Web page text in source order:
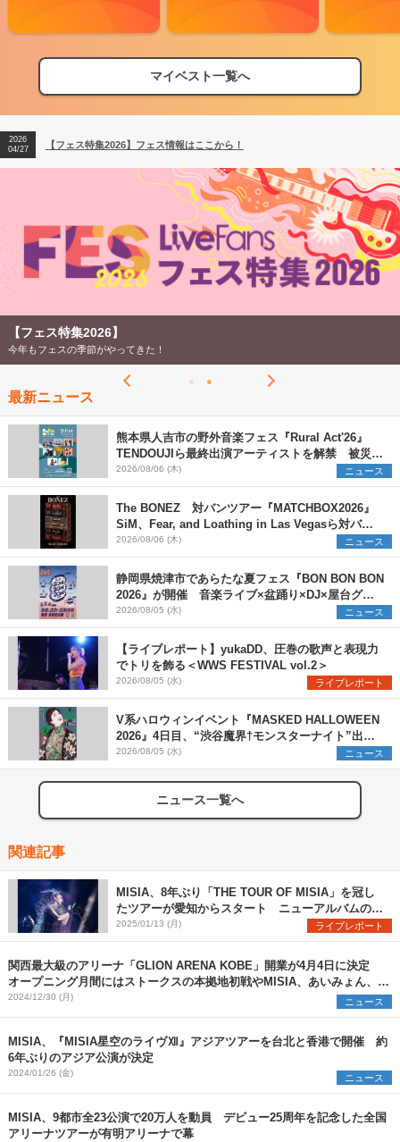
マイベスト一覧へ
【フェス特集2026】フェス情報はここから！
【ライブ動員ランキング】2026年上半期編発表！
2026
04/27
【フェス特集2026】フェス情報はここから！
2026
【ライブ動員ランキング】2026年上半期編発表！
【フェス特集2026】
今年もフェスの季節がやってきた！
最新ニュース
熊本県人吉市の野外音楽フェス『Rural Act'26』
TENDOUJIら最終出演アーティストを解禁 被災地
支援プロジェクトの始動も発表
2026/08/06 (木) ニュース
The BONEZ 対バンツアー『MATCHBOX2026』
SiM、Fear, and Loathing in Las Vegasら対バン
アーティストを一斉解禁
2026/08/06 (木) ニュース
静岡県焼津市であらたな夏フェス『BON BON BON
2026』が開催 音楽ライブ×盆踊り×DJ×屋台グル
メ×ランタンナイトで彩る2日間
2026/08/05 (水) ニュース
【ライブレポート】yukaDD、圧巻の歌声と表現力
でトリを飾る＜WWS FESTIVAL vol.2＞
2026/08/05 (水) ライブレポート
V系ハロウィンイベント『MASKED HALLOWEEN
2026』4日目、“渋谷魔界†モンスターナイト”出演6
組を発表
2026/08/05 (水) ニュース
ニュース一覧へ
関連記事
MISIA、8年ぶり「THE TOUR OF MISIA」を冠し
たツアーが愛知からスタート ニューアルバムのリ
リースも発表（写真6点）
2025/01/13 (月) ライブレポート
関西最大級のアリーナ「GLION ARENA KOBE」開業が4月4日に決定
オープニング月間にはストークスの本拠地初戦やMISIA、あいみょん、マ
ンウィズら登場
2024/12/30 (月) ニュース
MISIA、『MISIA星空のライヴⅫ』アジアツアーを台北と香港で開催 約
6年ぶりのアジア公演が決定
2024/01/26 (金) ニュース
MISIA、9都市全23公演で20万人を動員 デビュー25周年を記念した全国
アリーナツアーが有明アリーナで幕